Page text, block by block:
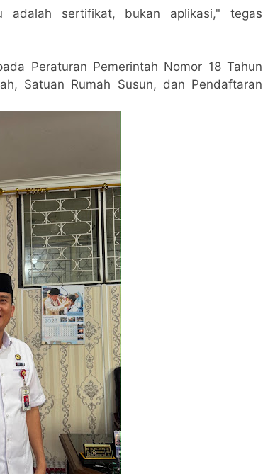
adalah sertifikat, bukan aplikasi," tegas
Peraturan Pemerintah Nomor 18 Tahun
Satuan Rumah Susun, dan Pendaftaran